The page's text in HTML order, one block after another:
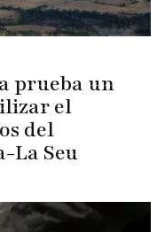
prueba un
el
del
La Seu